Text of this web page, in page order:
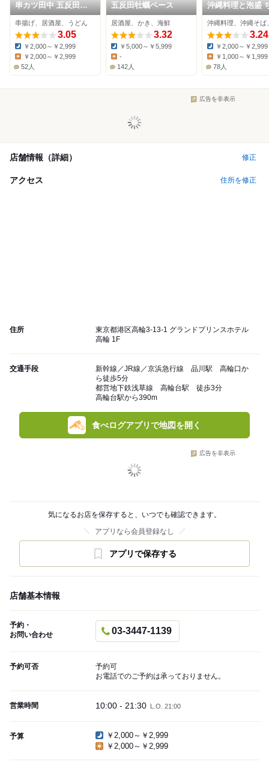
串カツ田中 五反田駅
前店
串揚げ、居酒屋、うどん
3.05
Dinner:
￥2,000～￥2,999
Lunch:
￥2,000～￥2,999
52人
五反田牡蠣ベース
居酒屋、かき、海鮮
3.32
Dinner:
￥5,000～￥5,999
-
142人
沖縄料理と泡盛
ら屋 五反田東急
エア
3.24
Dinner:
￥2,000～￥2,999
Lunch:
￥1,000～￥1,999
78人
広告を非表示
店舗情報（詳細） 修正
アクセス 住所を修正
住所
東京都港区高輪3-13-1 グランドプリンスホテル
高輪 1F
交通手段
新幹線／JR線／京浜急行線 品川駅 高輪口か
ら徒歩5分
都営地下鉄浅草線 高輪台駅 徒歩3分
高輪台駅から390m
食べログアプリで地図を開く
広告を非表示
気になるお店を保存すると、いつでも確認できます。
アプリなら会員登録なし
アプリで保存する
店舗基本情報
予約・
お問い合わせ
03-3447-1139
予約可否
予約可
お電話でのご予約は承っておりません。
営業時間 10:00 - 21:30 L.O. 21:00
予算
￥2,000～￥2,999
￥2,000～￥2,999